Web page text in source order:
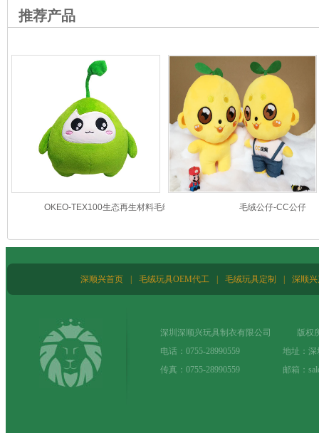
推荐产品
OKEO-TEX100生态再生材料毛绒玩具 毛绒公仔-CC公仔
深顺兴首页 | 毛绒玩具OEM代工 | 毛绒玩具定制 | 深顺
深圳深顺兴玩具制衣有限公司 版权
电话：0755-28990559 地址：深圳市
传真：0755-28990559 邮箱：